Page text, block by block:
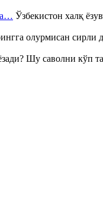
Ўзбекистон халқ
олурмисан
Шу саволни кўп